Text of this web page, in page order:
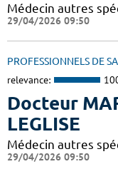
Médecin autres
29/04/2026 09:50
PROFESSIONNELS DE
relevance:
Docteur
LEGLISE
Médecin autres
29/04/2026 09:50